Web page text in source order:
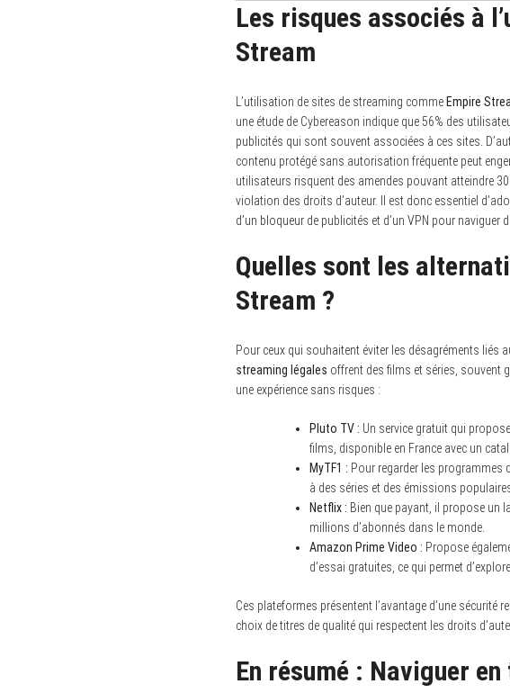
Les risques associés à
Stream
L’utilisation de sites de streaming comme Empire
une étude de Cybereason indique que 56% des
publicités qui sont souvent associées à ces sites.
contenu protégé sans autorisation fréquente peut
utilisateurs risquent des amendes pouvant atteindre
violation des droits d’auteur. Il est donc essentiel
d’un bloqueur de publicités et d’un VPN pour naviguer
Quelles sont les
Stream ?
Pour ceux qui souhaitent éviter les désagréments liés
streaming légales offrent des films et séries, souvent
une expérience sans risques :
Pluto TV : Un service gratuit qui
films, disponible en France avec un
MyTF1 : Pour regarder les programmes
à des séries et des émissions
Netflix : Bien que payant, il propose un
millions d’abonnés dans le monde.
Amazon Prime Video : Propose
d’essai gratuites, ce qui permet
Ces plateformes présentent l’avantage d’une sécurité
choix de titres de qualité qui respectent les droits
En résumé : Naviguer